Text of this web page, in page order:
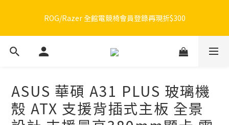
300
ROG/Razer 全館電競椅會員登錄再現折$300
🔥品牌限定滿額折🔥ROG周邊滿1500折100 / 2500折200 / 3000折
ASUS 華碩 A31 PLUS 玻璃機
殼 ATX 支援背插式主板 全景